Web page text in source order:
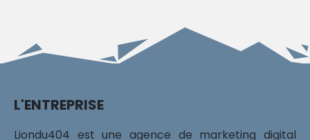
L'ENTREPRISE
Liondu404 est une agence de marketing digital